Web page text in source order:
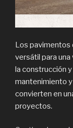
Los pavimentos
versátil para
la construcción
mantenimiento
convierten en
proyectos.